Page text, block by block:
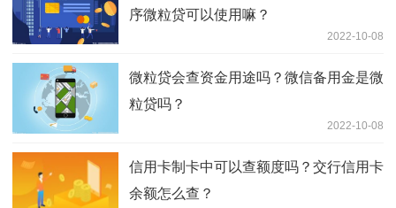
序微粒贷可以使用嘛？
2022-10-08
微粒贷会查资金用途吗？微信备用金是微
粒贷吗？
2022-10-08
信用卡制卡中可以查额度吗？交行信用卡
余额怎么查？